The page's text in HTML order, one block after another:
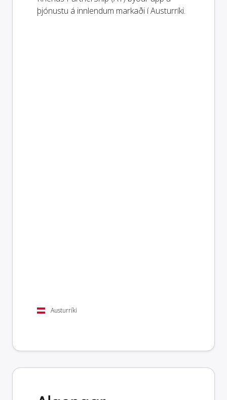
þjónustu á innlendum markaði í Austurríki.
Austurríki